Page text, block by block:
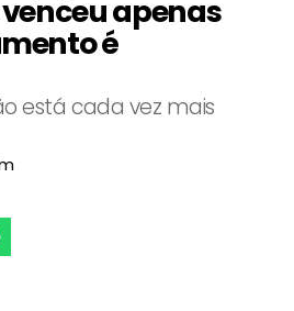
apenas
é
está cada vez mais